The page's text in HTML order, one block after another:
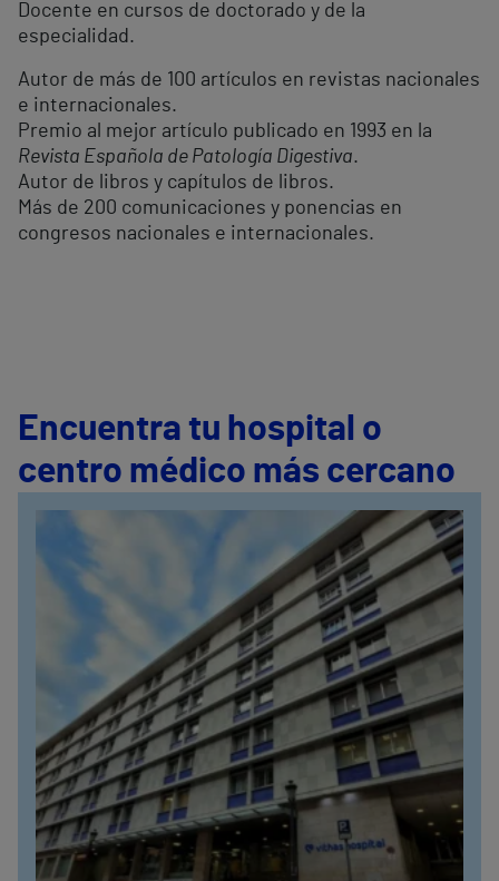
Docente en cursos de doctorado y de la
especialidad.
Autor de más de 100 artículos en revistas nacionales
e internacionales.
Premio al mejor artículo publicado en 1993 en la
Revista Española de Patología Digestiva.
Autor de libros y capítulos de libros.
Más de 200 comunicaciones y ponencias en
congresos nacionales e internacionales.
Encuentra tu hospital o
centro médico más cercano